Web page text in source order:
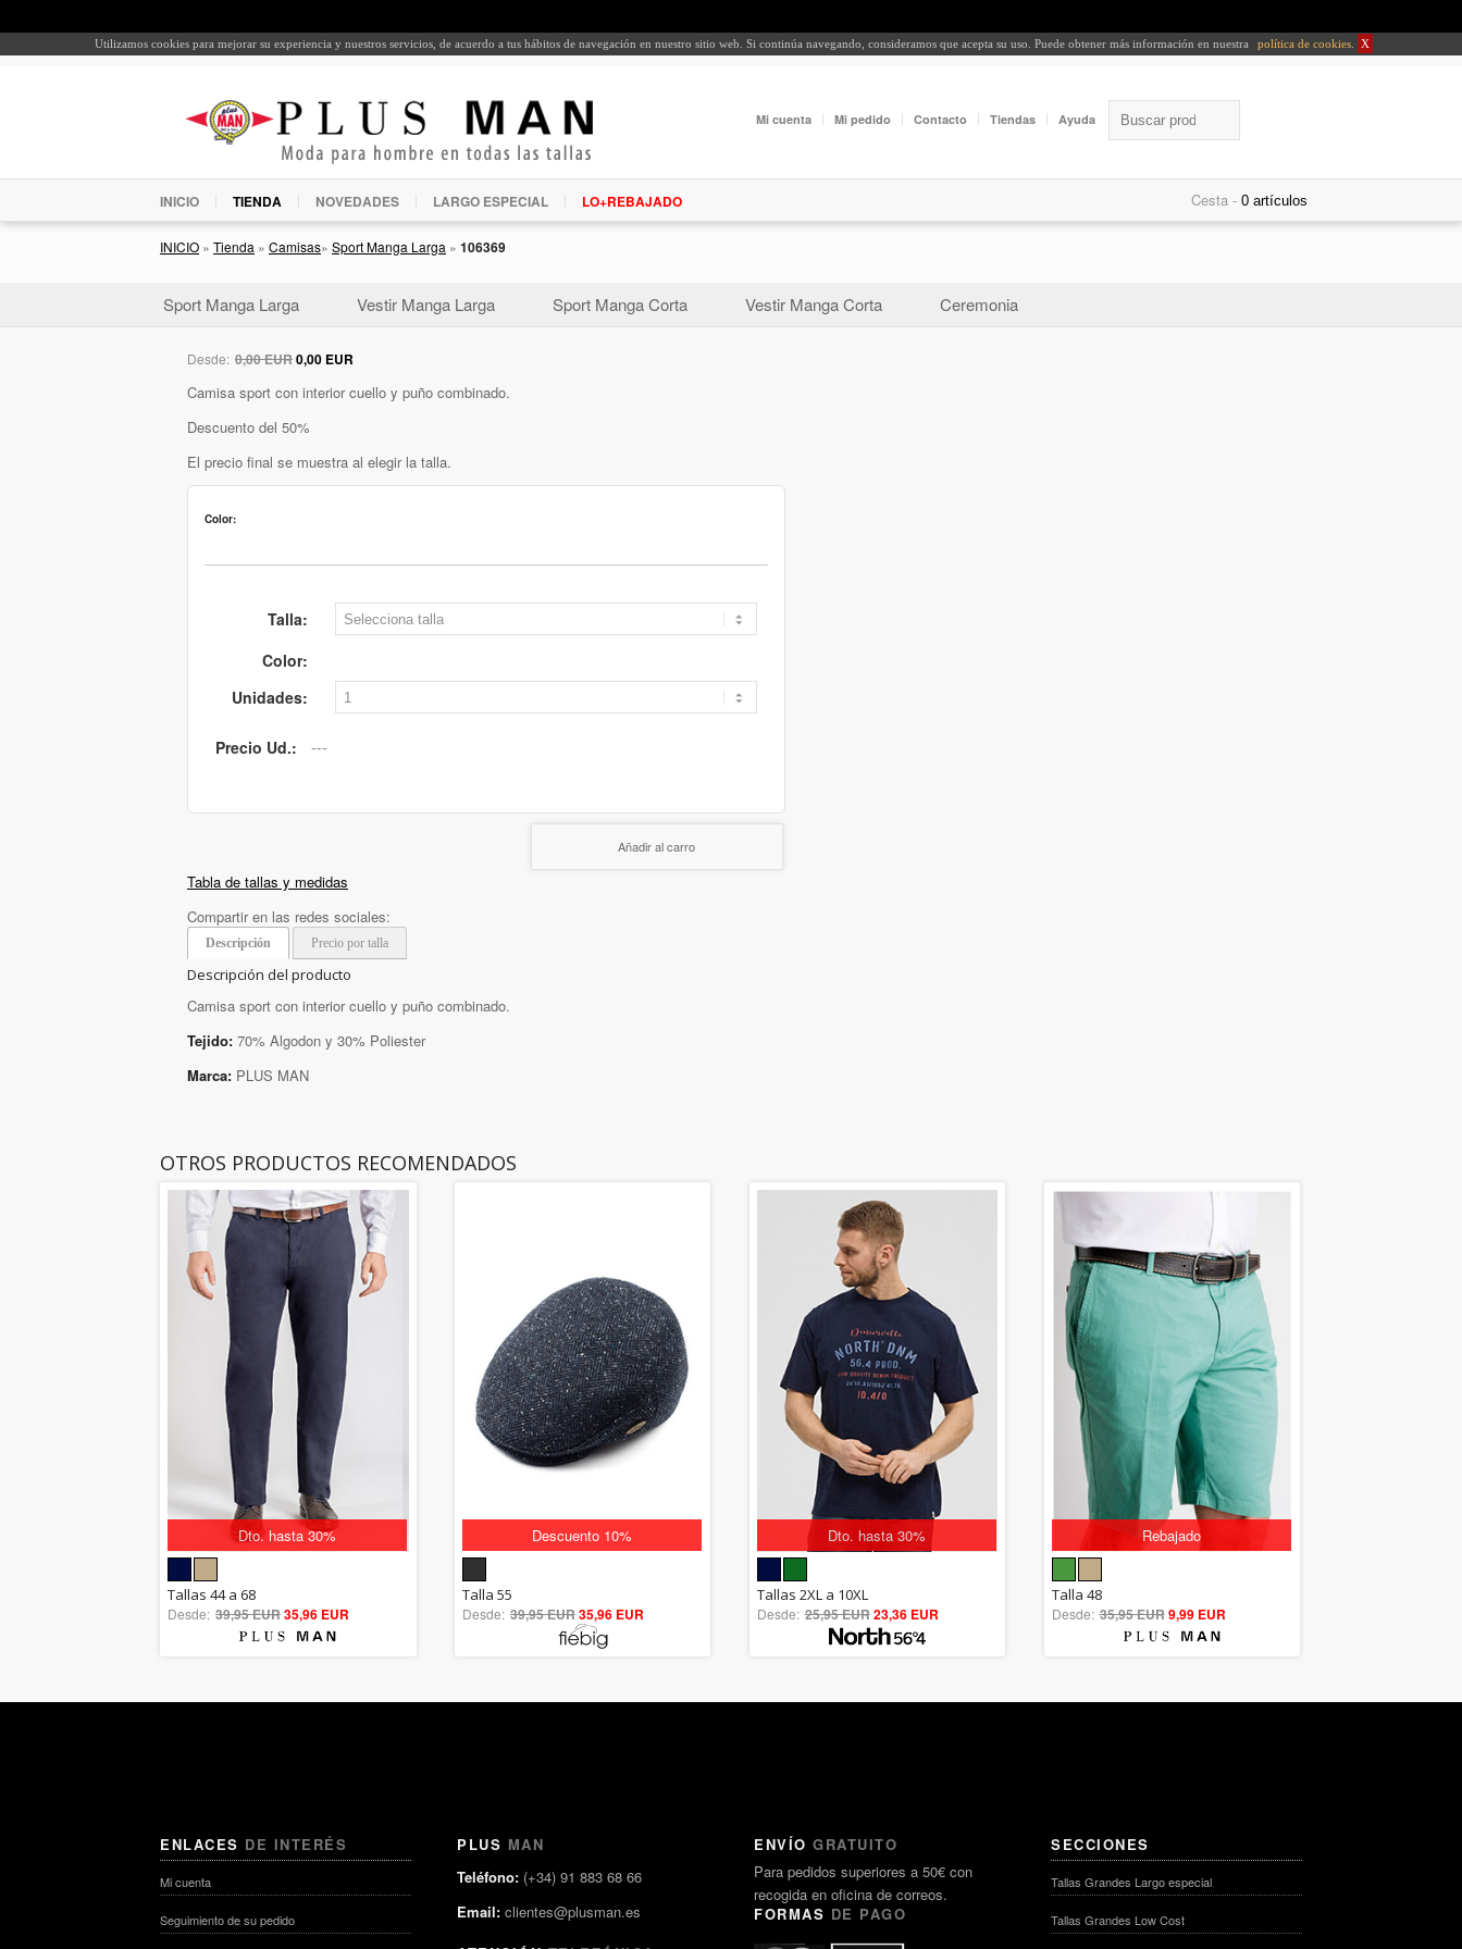
Utilizamos cookies para mejorar su experiencia y nuestros servicios, de acuerdo a tus hábitos de navegación en nuestro sitio web. Si continúa navegando, consideramos que acepta su uso. Puede obtener más información en nuestra política de cookies X
Mi cuenta Mi pedido Contacto Tiendas Ayuda
INICIO TIENDA NOVEDADES LARGO ESPECIAL LO+REBAJADO Cesta -
INICIO » Tienda » Camisas» Sport Manga Larga » 106369
Sport Manga Larga Vestir Manga Larga Sport Manga Corta Vestir Manga Corta Ceremonia
Desde: 0,00 EUR0,00 EUR
Camisa sport con interior cuello y puño combinado.
Descuento del 50%
El precio final se muestra al elegir la talla.
Color:
Talla:
Color:
Unidades:
Precio Ud.:
Añadir al carro
Tabla de tallas y medidas
Compartir en las redes sociales:
Descripción Precio por talla
Descripción del producto
Camisa sport con interior cuello y puño combinado.
Tejido: 70% Algodon y 30% Poliester
Marca: PLUS MAN
OTROS PRODUCTOS RECOMENDADOS
Dto. hasta 30%
5.00
out of 5
Tallas 44 a 68
Desde: 39,95 EUR35,96 EUR
Descuento 10%
out of 5
Talla 55
Desde: 39,95 EUR35,96 EUR
Dto. hasta 30%
5.00
out of 5
Tallas 2XL a 10XL
Desde: 25,95 EUR23,36 EUR
Rebajado
out of 5
Talla 48
Desde: 35,95 EUR9,99 EUR
ENLACES DE INTERÉS
Mi cuenta
Seguimiento de su pedido
PLUS MAN
Teléfono: (+34) 91 883 68 66
Email: clientes@plusman.es
ENVÍO GRATUITO
Para pedidos superiores a 50€ con
recogida en oficina de correos.
FORMAS DE PAGO
SECCIONES
Tallas Grandes Largo especial
Tallas Grandes Low Cost